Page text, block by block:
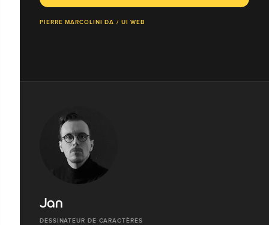
PIERRE MARCOLINI DA / UI WEB
Jan
DESSINATEUR DE CARACTÈRES